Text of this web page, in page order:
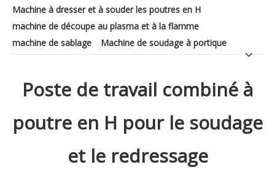
Machine à dresser et à souder les poutres en H
machine de découpe au plasma et à la flamme
machine de sablage
Machine de soudage à portique
Poste de travail combiné à
poutre en H pour le soudage
et le redressage